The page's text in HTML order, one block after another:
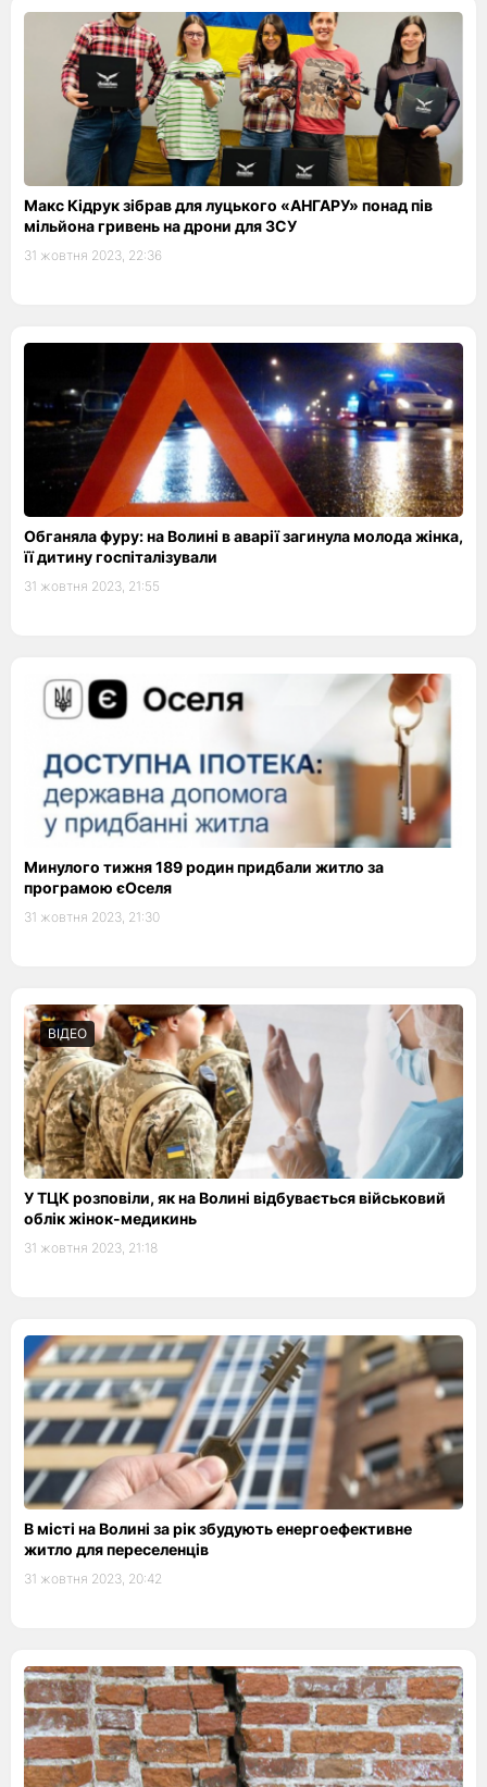
Макс Кідрук зібрав для луцького «АНГАРУ» понад пів
мільйона гривень на дрони для ЗСУ
31 жовтня 2023, 22:36
Обганяла фуру: на Волині в аварії загинула молода жінка,
її дитину госпіталізували
31 жовтня 2023, 21:55
Минулого тижня 189 родин придбали житло за
програмою єОселя
31 жовтня 2023, 21:30
ВІДЕО
У ТЦК розповіли, як на Волині відбувається військовий
облік жінок-медикинь
31 жовтня 2023, 21:18
В місті на Волині за рік збудують енергоефективне
житло для переселенців
31 жовтня 2023, 20:42